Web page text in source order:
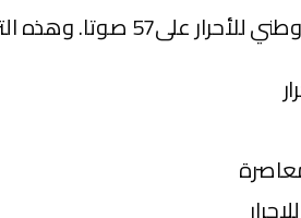
الرسمية لمجلس الجهة.